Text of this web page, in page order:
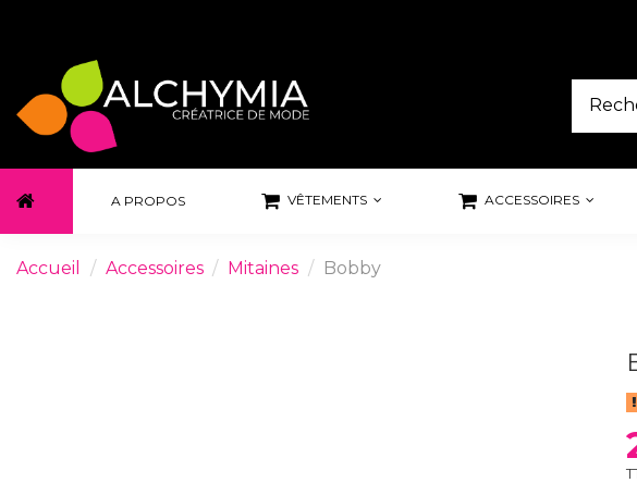
A PROPOS VÊTEMENTS ACCESSOIRES
Accueil Accessoires Mitaines Bobby